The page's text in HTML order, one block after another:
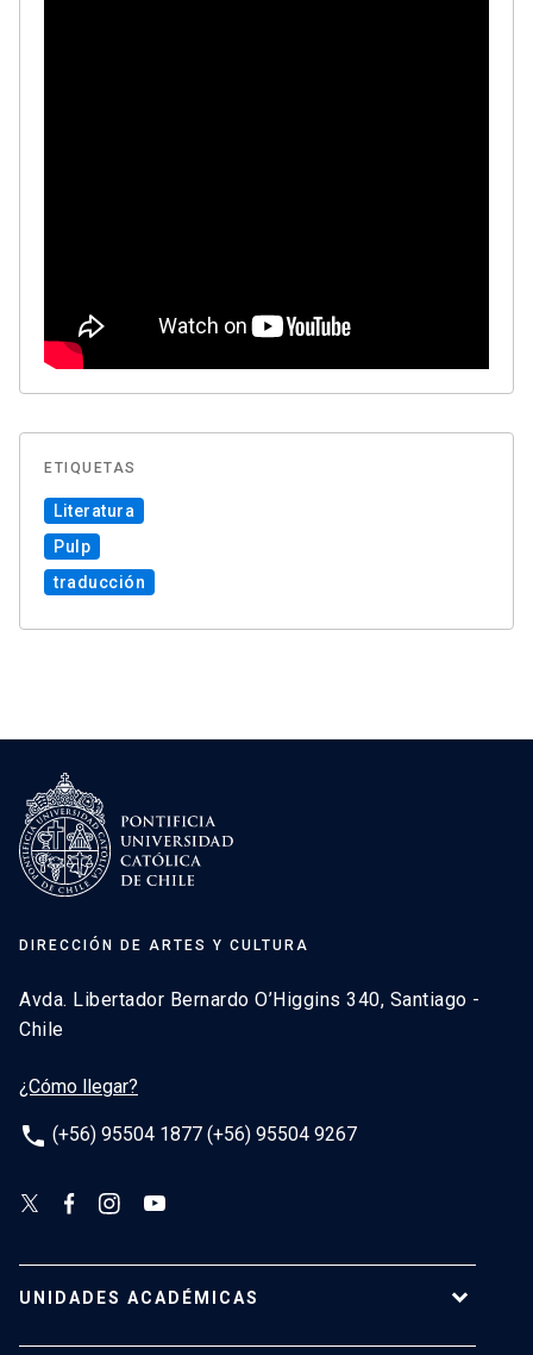
ETIQUETAS
Literatura
Pulp
traducción
DIRECCIÓN DE ARTES Y CULTURA
Avda. Libertador Bernardo O’Higgins 340, Santiago -
Chile
¿Cómo llegar?
phone (+56) 95504 1877 (+56) 95504 9267
UNIDADES ACADÉMICAS